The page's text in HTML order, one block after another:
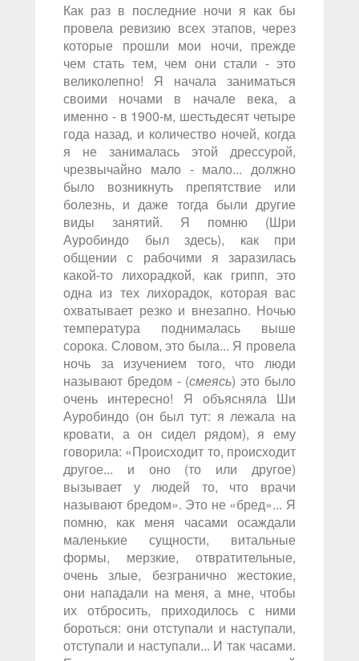
Как раз в последние ночи я как бы
провела ревизию всех этапов, через
которые прошли мои ночи, прежде
чем стать тем, чем они стали - это
великолепно! Я начала заниматься
своими ночами в начале века, а
именно - в 1900-м, шестьдесят четыре
года назад, и количество ночей, когда
я не занималась этой дрессурой,
чрезвычайно мало - мало... должно
было возникнуть препятствие или
болезнь, и даже тогда были другие
виды занятий. Я помню (Шри
Ауробиндо был здесь), как при
общении с рабочими я заразилась
какой-то лихорадкой, как грипп, это
одна из тех лихорадок, которая вас
охватывает резко и внезапно. Ночью
температура поднималась выше
сорока. Словом, это была... Я провела
ночь за изучением того, что люди
называют бредом - (смеясь) это было
очень интересно! Я объясняла Ши
Ауробиндо (он был тут: я лежала на
кровати, а он сидел рядом), я ему
говорила: «Происходит то, происходит
другое... и оно (то или другое)
вызывает у людей то, что врачи
называют бредом». Это не «бред»... Я
помню, как меня часами осаждали
маленькие сущности, витальные
формы, мерзкие, отвратительные,
очень злые, безгранично жестокие,
они нападали на меня, а мне, чтобы
их отбросить, приходилось с ними
бороться: они отступали и наступали,
отступали и наступали... И так часами.